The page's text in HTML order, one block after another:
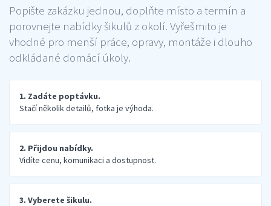
Popište zakázku jednou, doplňte místo a termín a
porovnejte nabídky šikulů z okolí. Vyřešmito je
vhodné pro menší práce, opravy, montáže i dlouho
odkládané domácí úkoly.
1. Zadáte poptávku.
Stačí několik detailů, fotka je výhoda.
2. Přijdou nabídky.
Vidíte cenu, komunikaci a dostupnost.
3. Vyberete šikulu.